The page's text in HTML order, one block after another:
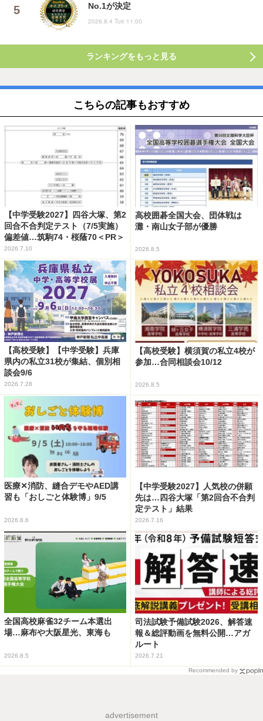
No.1が決定
2026.8.4 Tue 11:00
ランキングをもっと見る
こちらの記事もおすすめ
【中学受験2027】四谷大塚、第2
回合不合判定テスト（7/5実施）
偏差値…筑駒74・桜蔭70＜PR＞
2026.7.10
高校囲碁全国大会、団体戦は
灘・南山女子部が優勝
2026.8.5
【高校受験】【中学受験】兵庫
県内の私立31校が集結、個別相
談会9/6
2026.7.28
【高校受験】横須賀の私立4校が
参加…合同相談会10/12
2026.8.5
医療✕消防、縫合デモやAED講
習も「おしごと体験博」9/5
2026.8.6
【中学受験2027】人気校の併願
先は…四谷大塚「第2回合不合判
定テスト」結果
2026.7.16
全国高校麻雀32チーム本選出
場…麻布や大阪星光、東海も
2026.8.5
司法試験予備試験2026、解答速
報＆総評動画を無料公開…アガ
ルート
2026.7.21
Recommended by
advertisement